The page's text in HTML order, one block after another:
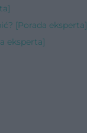
[Porada eksperta]
eksperta]